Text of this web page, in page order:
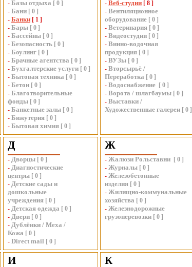
- Базы отдыха [ 0 ]
- Бани [ 0 ]
- Банки [ 1 ]
- Бары [ 0 ]
- Бассейны [ 0 ]
- Безопасность [ 0 ]
- Боулинг [ 0 ]
- Брачные агентства [ 0 ]
- Бухгалтерские услуги [ 0 ]
- Бытовая техника [ 0 ]
- Бетон [ 0 ]
- Благотворительные
фонды [ 0 ]
- Банкетные залы [ 0 ]
- Бижутерия [ 0 ]
- Бытовая химия [ 0 ]
- Веб-студии [ 8 ]
- Вентиляционное
оборудование [ 0 ]
- Ветеринария [ 0 ]
- Видеостудии [ 0 ]
- Винно-водочная
продукция [ 0 ]
- ВУЗы [ 0 ]
- Вторсырьё /
Переработка [ 0 ]
- Водоснабжение [ 0 ]
- Ворота / шлагбаумы [ 0 ]
- Выставки /
Художественные галереи [ 0 ]
Д
- Дворцы [ 0 ]
- Диагностические
центры [ 0 ]
- Детские сады и
дошкольные
учреждения [ 0 ]
- Детская одежда [ 0 ]
- Двери [ 0 ]
- Дублёнки / Меха /
Кожа [ 0 ]
- Direct mail [ 0 ]
Ж
- Жалюзи Рольставни [ 0 ]
- Журналы [ 0 ]
- Железобетонные
изделия [ 0 ]
- Жилищно-коммунальные
хозяйства [ 0 ]
- Железнодорожные
грузоперевозки [ 0 ]
И К